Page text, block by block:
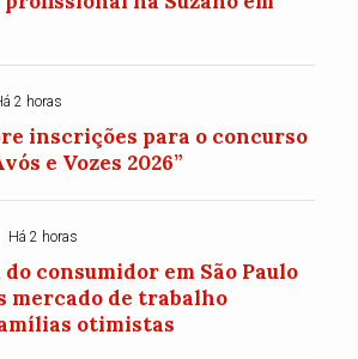
2 horas
inscrições para o concurso
e Vozes 2026”
Há 2 horas
consumidor em São Paulo
mercado de trabalho
otimistas